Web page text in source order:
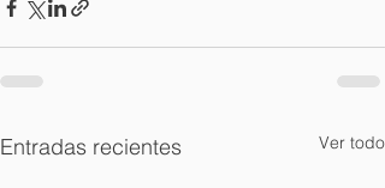
Entradas recientes Ver todo